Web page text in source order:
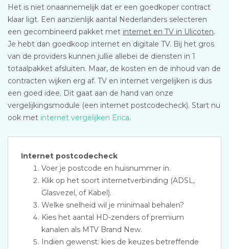
Het is niet onaannemelijk dat er een goedkoper contract
klaar ligt. Een aanzienlijk aantal Nederlanders selecteren
een gecombineerd pakket met internet en TV in Ulicoten.
Je hebt dan goedkoop internet en digitale TV. Bij het gros
van de providers kunnen jullie allebei de diensten in 1
totaalpakket afsluiten. Maar, de kosten en de inhoud van de
contracten wijken erg af. TV en internet vergelijken is dus
een goed idee. Dit gaat aan de hand van onze
vergelijkingsmodule (een internet postcodecheck). Start nu
ook met internet vergelijken Erica.
Internet postcodecheck
Voer je postcode en huisnummer in.
Klik op het soort internetverbinding (ADSL,
Glasvezel, of Kabel).
Welke snelheid wil je minimaal behalen?
Kies het aantal HD-zenders of premium
kanalen als MTV Brand New.
Indien gewenst: kies de keuzes betreffende